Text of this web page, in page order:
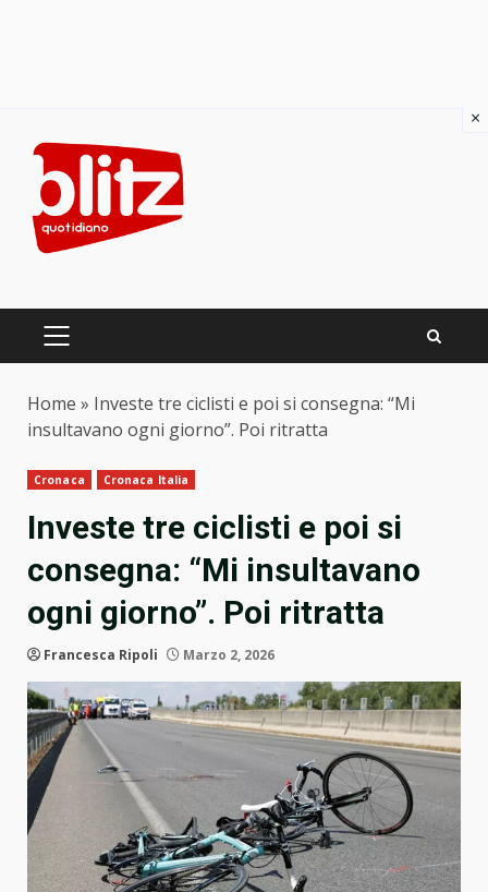
content
PRIMARY
Home » Investe tre ciclisti e poi si consegna: “Mi
insultavano ogni giorno”. Poi ritratta
Cronaca Cronaca Italia
Investe tre ciclisti e poi si
consegna: “Mi insultavano
ogni giorno”. Poi ritratta
Francesca Ripoli Marzo 2, 2026
×